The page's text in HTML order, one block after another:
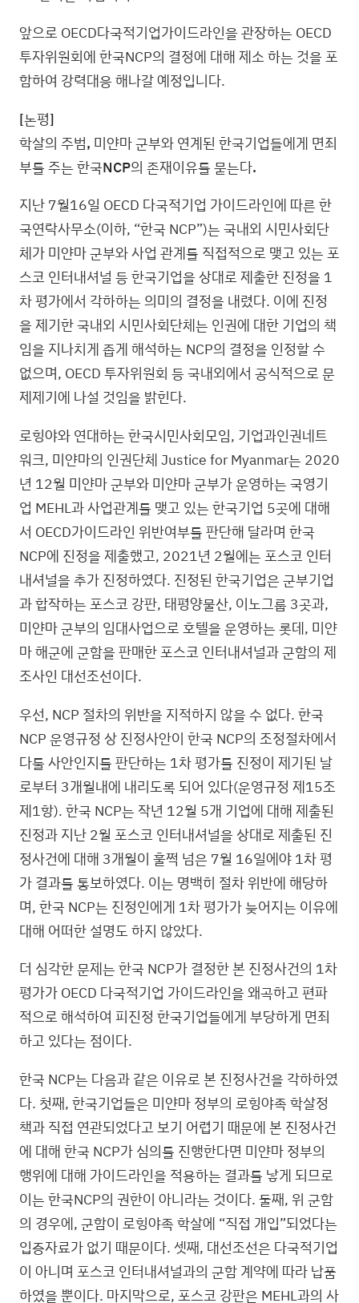
앞으로 OECD다국적기업가이드라인을 관장하는 OECD
투자위원회에 한국NCP의 결정에 대해 제소 하는 것을 포
함하여 강력대응 해나갈 예정입니다.
[논평]
학살의 주범, 미얀마 군부와 연계된 한국기업들에게 면죄
부를 주는 한국NCP의 존재이유를 묻는다.
지난 7월16일 OECD 다국적기업 가이드라인에 따른 한
국연락사무소(이하, “한국 NCP”)는 국내외 시민사회단
체가 미얀마 군부와 사업 관계를 직접적으로 맺고 있는 포
스코 인터내셔널 등 한국기업을 상대로 제출한 진정을 1
차 평가에서 각하하는 의미의 결정을 내렸다. 이에 진정
을 제기한 국내외 시민사회단체는 인권에 대한 기업의 책
임을 지나치게 좁게 해석하는 NCP의 결정을 인정할 수
없으며, OECD 투자위원회 등 국내외에서 공식적으로 문
제제기에 나설 것임을 밝힌다.
로힝야와 연대하는 한국시민사회모임, 기업과인권네트
워크, 미얀마의 인권단체 Justice for Myanmar는 2020
년 12월 미얀마 군부와 미얀마 군부가 운영하는 국영기
업 MEHL과 사업관계를 맺고 있는 한국기업 5곳에 대해
서 OECD가이드라인 위반여부를 판단해 달라며 한국
NCP에 진정을 제출했고, 2021년 2월에는 포스코 인터
내셔널을 추가 진정하였다. 진정된 한국기업은 군부기업
과 합작하는 포스코 강판, 태평양물산, 이노그룹 3곳과,
미얀마 군부의 임대사업으로 호텔을 운영하는 롯데, 미얀
마 해군에 군함을 판매한 포스코 인터내셔널과 군함의 제
조사인 대선조선이다.
우선, NCP 절차의 위반을 지적하지 않을 수 없다. 한국
NCP 운영규정 상 진정사안이 한국 NCP의 조정절차에서
다룰 사안인지를 판단하는 1차 평가를 진정이 제기된 날
로부터 3개월내에 내리도록 되어 있다(운영규정 제15조
제1항). 한국 NCP는 작년 12월 5개 기업에 대해 제출된
진정과 지난 2월 포스코 인터내셔널을 상대로 제출된 진
정사건에 대해 3개월이 훌쩍 넘은 7월 16일에야 1차 평
가 결과를 통보하였다. 이는 명백히 절차 위반에 해당하
며, 한국 NCP는 진정인에게 1차 평가가 늦어지는 이유에
대해 어떠한 설명도 하지 않았다.
더 심각한 문제는 한국 NCP가 결정한 본 진정사건의 1차
평가가 OECD 다국적기업 가이드라인을 왜곡하고 편파
적으로 해석하여 피진정 한국기업들에게 부당하게 면죄
하고 있다는 점이다.
한국 NCP는 다음과 같은 이유로 본 진정사건을 각하하였
다. 첫째, 한국기업들은 미얀마 정부의 로힝야족 학살정
책과 직접 연관되었다고 보기 어렵기 때문에 본 진정사건
에 대해 한국 NCP가 심의를 진행한다면 미얀마 정부의
행위에 대해 가이드라인을 적용하는 결과를 낳게 되므로
이는 한국NCP의 권한이 아니라는 것이다. 둘째, 위 군함
의 경우에, 군함이 로힝야족 학살에 “직접 개입”되었다는
입증자료가 없기 때문이다. 셋째, 대선조선은 다국적기업
이 아니며 포스코 인터내셔널과의 군함 계약에 따라 납품
하였을 뿐이다. 마지막으로, 포스코 강판은 MEHL과의 사